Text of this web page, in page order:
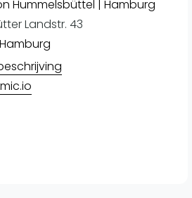
Hummelsbüttel | Hamburg
Landstr. 43
Hamburg